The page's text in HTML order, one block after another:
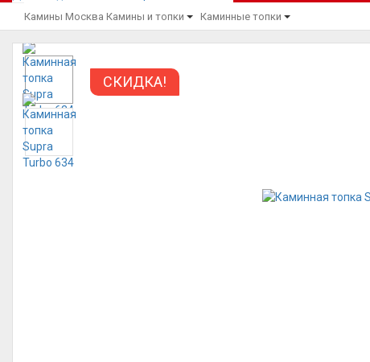
Камины Москва Камины и топки Каминные топки
СКИДКА!